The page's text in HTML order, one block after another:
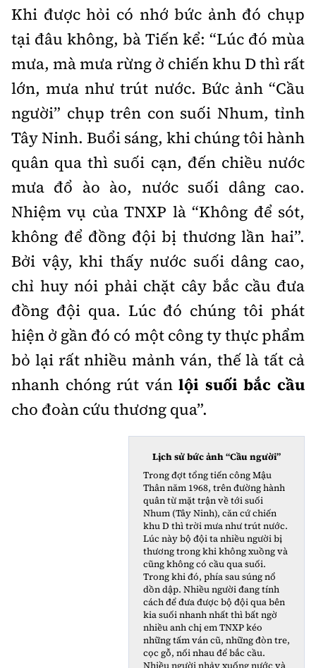
Khi được hỏi có nhớ bức ảnh đó chụp
tại đâu không, bà Tiến kể: “Lúc đó mùa
mưa, mà mưa rừng ở chiến khu D thì rất
lớn, mưa như trút nước. Bức ảnh “Cầu
người” chụp trên con suối Nhum, tỉnh
Tây Ninh. Buổi sáng, khi chúng tôi hành
quân qua thì suối cạn, đến chiều nước
mưa đổ ào ào, nước suối dâng cao.
Nhiệm vụ của TNXP là “Không để sót,
không để đồng đội bị thương lần hai”.
Bởi vậy, khi thấy nước suối dâng cao,
chỉ huy nói phải chặt cây bắc cầu đưa
đồng đội qua. Lúc đó chúng tôi phát
hiện ở gần đó có một công ty thực phẩm
bỏ lại rất nhiều mảnh ván, thế là tất cả
nhanh chóng rút vánlội suối bắc cầu
cho đoàn cứu thương qua”.
Lịch sử bức ảnh “Cầu người”
Trong đợt tổng tiến công Mậu
Thân năm 1968, trên đường hành
quân từ mặt trận về tới suối
Nhum (Tây Ninh), căn cứ chiến
khu D thì trời mưa như trút nước.
Lúc này bộ đội ta nhiều người bị
thương trong khi không xuồng và
cũng không có cầu qua suối.
Trong khi đó, phía sau súng nổ
dồn dập. Nhiều người đang tính
cách để đưa được bộ đội qua bên
kia suối nhanh nhất thì bất ngờ
nhiều anh chị em TNXP kéo
những tấm ván cũ, những đòn tre,
cọc gỗ, nối nhau để bắc cầu.
Nhiều người nhảy xuống nước và